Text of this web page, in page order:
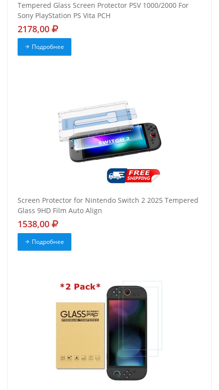
Tempered Glass Screen Protector PSV 1000/2000 For
Sony PlayStation PS Vita PCH
2178,00
Подробнее
Screen Protector for Nintendo Switch 2 2025 Tempered
Glass 9HD Film Auto Align
1538,00
Подробнее